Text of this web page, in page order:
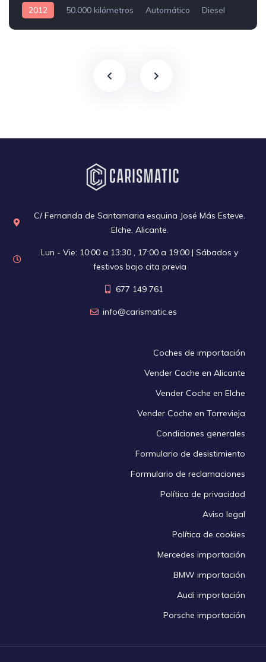
2012 50.000 kilómetros Automático Diesel
C/ Fernanda de Santamaria esquina José Más Esteve.
Elche, Alicante.
Lun - Vie: 10:00 a 13:30 , 17:00 a 19:00 | Sábados y
festivos bajo cita previa
677 149 761
info@carismatic.es
Coches de importación
Vender Coche en Alicante
Vender Coche en Elche
Vender Coche en Torrevieja
Condiciones generales
Formulario de desistimiento
Formulario de reclamaciones
Política de privacidad
Aviso legal
Política de cookies
Mercedes importación
BMW importación
Audi importación
Porsche importación